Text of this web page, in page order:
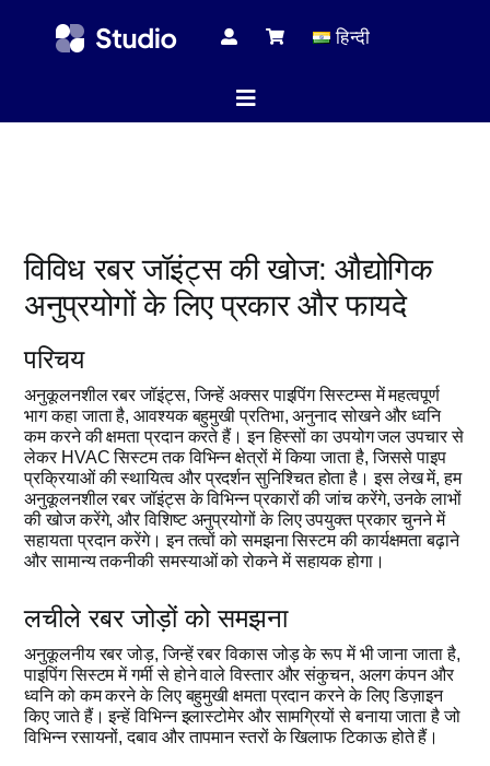
हिन्दी
Toggle
तकनीकी
सेवा
उद्धरण
विविध रबर जॉइंट्स की खोज: औद्योगिक
अनुप्रयोगों के लिए प्रकार और फायदे
परिचय
अनुकूलनशील रबर जॉइंट्स, जिन्हें अक्सर पाइपिंग सिस्टम्स में महत्वपूर्ण
भाग कहा जाता है, आवश्यक बहुमुखी प्रतिभा, अनुनाद सोखने और ध्वनि
कम करने की क्षमता प्रदान करते हैं। इन हिस्सों का उपयोग जल उपचार से
लेकर HVAC सिस्टम तक विभिन्न क्षेत्रों में किया जाता है, जिससे पाइप
प्रक्रियाओं की स्थायित्व और प्रदर्शन सुनिश्चित होता है। इस लेख में, हम
अनुकूलनशील रबर जॉइंट्स के विभिन्न प्रकारों की जांच करेंगे, उनके लाभों
की खोज करेंगे, और विशिष्ट अनुप्रयोगों के लिए उपयुक्त प्रकार चुनने में
सहायता प्रदान करेंगे। इन तत्वों को समझना सिस्टम की कार्यक्षमता बढ़ाने
और सामान्य तकनीकी समस्याओं को रोकने में सहायक होगा।
लचीले रबर जोड़ों को समझना
अनुकूलनीय रबर जोड़, जिन्हें रबर विकास जोड़ के रूप में भी जाना जाता है,
पाइपिंग सिस्टम में गर्मी से होने वाले विस्तार और संकुचन, अलग कंपन और
ध्वनि को कम करने के लिए बहुमुखी क्षमता प्रदान करने के लिए डिज़ाइन
किए जाते हैं। इन्हें विभिन्न इलास्टोमेर और सामग्रियों से बनाया जाता है जो
विभिन्न रसायनों, दबाव और तापमान स्तरों के खिलाफ टिकाऊ होते हैं।